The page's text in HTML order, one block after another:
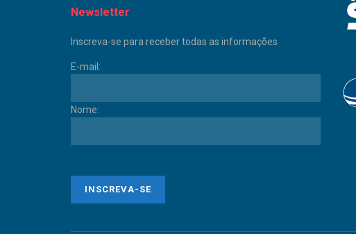
Newsletter
Inscreva-se para receber todas as informações
E-mail:
Nome: